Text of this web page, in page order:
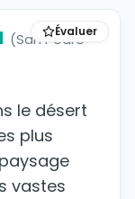
Évaluer
(San Pedro
le désert
plus
vastes